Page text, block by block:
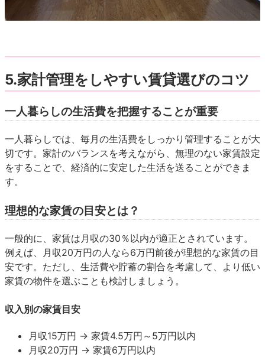
5.家計管理をしやすい賃貸選びのコツ
一人暮らしの生活費を把握することが重要
一人暮らしでは、毎月の生活費をしっかり管理することが大
切です。家計のバランスを考えながら、無理のない家賃設定
をすることで、経済的に安定した生活を送ることができま
す。
理想的な家賃の目安とは？
一般的に、家賃は月収の30％以内が適正とされています。
例えば、月収20万円の人なら6万円前後が理想的な家賃の目
安です。ただし、生活費や貯蓄の割合を考慮して、より低い
家賃の物件を選ぶことも検討しましょう。
収入別の家賃目安
月収15万円 → 家賃4.5万円～5万円以内
月収20万円 → 家賃6万円以内